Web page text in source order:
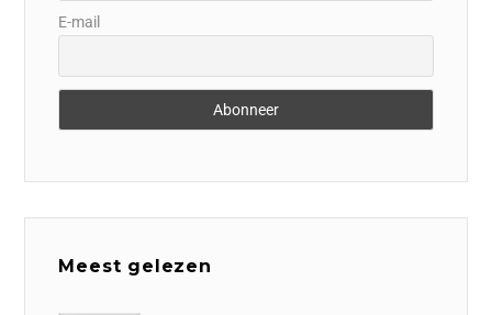
E-mail
Meest gelezen